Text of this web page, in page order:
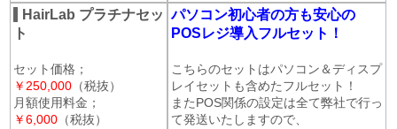
HairLab プラチナセッ
ト
セット価格；
￥250,000 （税抜）
月額使用料金；
￥6,000 （税抜）
パソコン初心者の方も安心の
POSレジ導入フルセット！
こちらのセットはパソコン＆ディスプ
レイセットも含めたフルセット！
またPOS関係の設定は全て弊社で行っ
て発送いたしますので、